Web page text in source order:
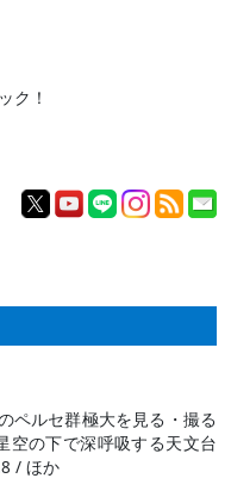
ク！
ペルセ群極大を見る・撮る
空の下で深呼吸する天文台
/ ほか